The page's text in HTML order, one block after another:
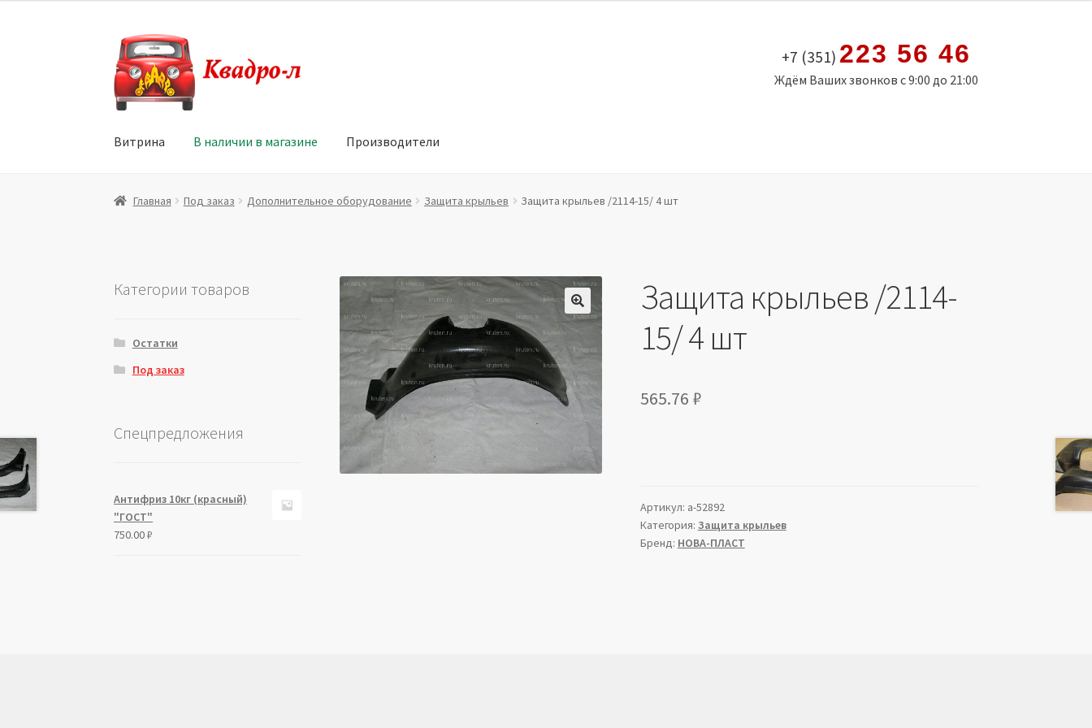
Перейти
к
навигации
Перейти
к
содержимому
+7 (351) 223 56 46
Ждём Ваших звонков с 9:00 до 21:00
Витрина В наличии в магазине Производители
Главная Витрина Мой аккаунт Политика в отношении обработки персональных данных Производители
Главная Под заказ Дополнительное оборудование Защита крыльев Защита крыльев /2114-15/ 4 шт
🔍
Защита крыльев /2114-
15/ 4 шт
565.76 ₽
Артикул: a-52892
Категория: Защита крыльев
Бренд: НОВА-ПЛАСТ
Категории товаров
Остатки
Под заказ
Спецпредложения
Антифриз 10кг (красный)
"ГОСТ"
750.00₽